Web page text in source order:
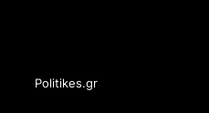
Politikes.gr